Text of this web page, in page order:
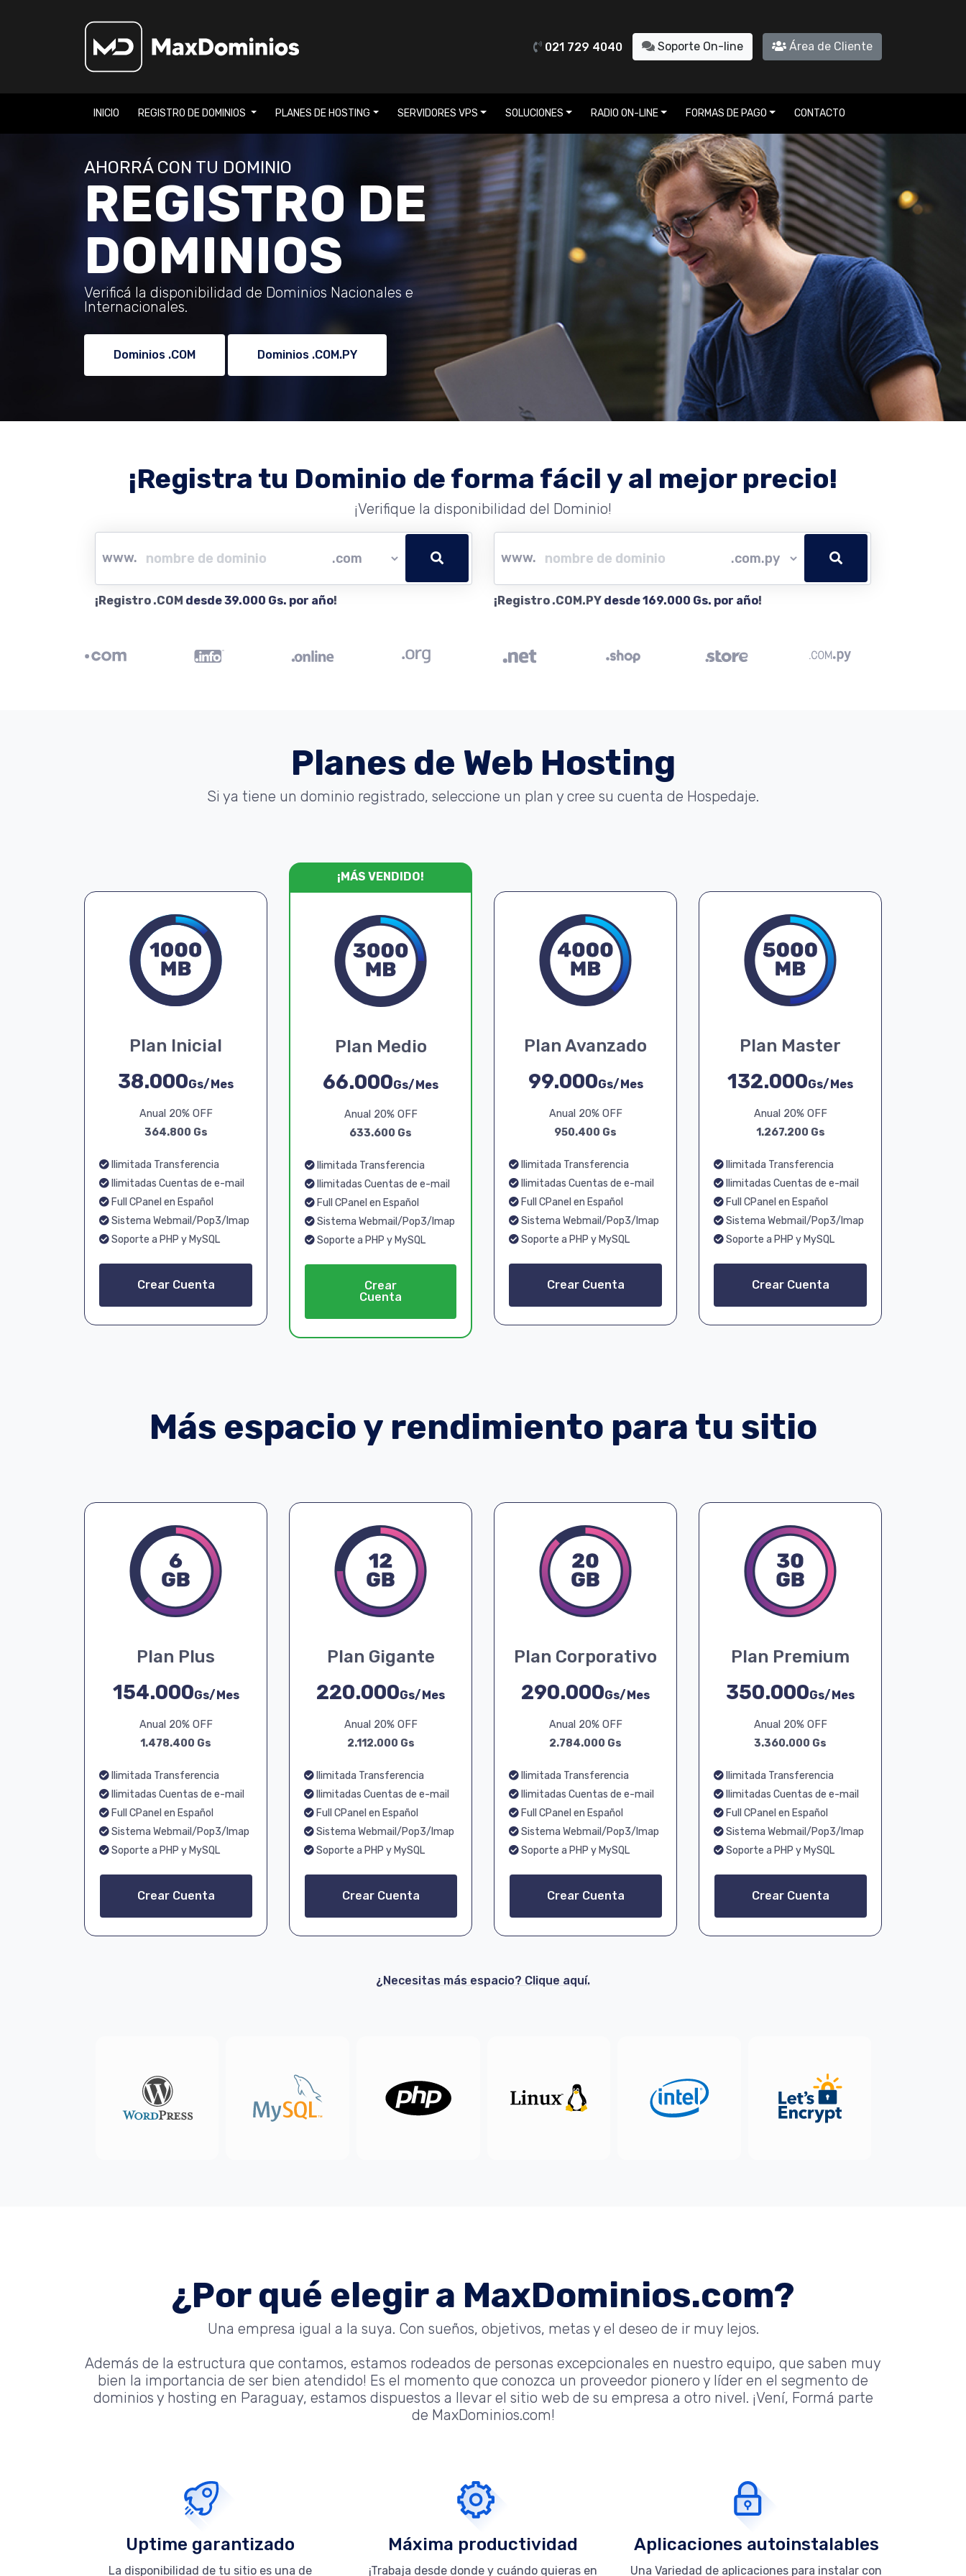
021 729 4040 Soporte On-line Área de Cliente
INICIO REGISTRO DE DOMINIOS PLANES DE HOSTING SERVIDORES VPS SOLUCIONES RADIO ON-LINE FORMAS DE PAGO CONTACTO
AHORRÁ CON TU DOMINIO
REGISTRO DE
DOMINIOS
Verificá la disponibilidad de Dominios Nacionales e
Internacionales.
Dominios .COM Dominios .COM.PY
¡Registra tu Dominio de forma fácil y al mejor precio!
¡Verifique la disponibilidad del Dominio!
www.
¡Registro .COM desde 39.000 Gs. por año!
www.
¡Registro .COM.PY desde 169.000 Gs. por año!
Planes de Web Hosting
Si ya tiene un dominio registrado, seleccione un plan y cree su cuenta de Hospedaje.
Plan Inicial
38.000Gs/Mes
Anual 20% OFF
364.800 Gs
Ilimitada Transferencia
Ilimitadas Cuentas de e-mail
Full CPanel en Español
Sistema Webmail/Pop3/Imap
Soporte a PHP y MySQL
Crear Cuenta
¡MÁS VENDIDO!
Plan Medio
66.000Gs/Mes
Anual 20% OFF
633.600 Gs
Ilimitada Transferencia
Ilimitadas Cuentas de e-mail
Full CPanel en Español
Sistema Webmail/Pop3/Imap
Soporte a PHP y MySQL
Crear
Cuenta
Plan Avanzado
99.000Gs/Mes
Anual 20% OFF
950.400 Gs
Ilimitada Transferencia
Ilimitadas Cuentas de e-mail
Full CPanel en Español
Sistema Webmail/Pop3/Imap
Soporte a PHP y MySQL
Crear Cuenta
Plan Master
132.000Gs/Mes
Anual 20% OFF
1.267.200 Gs
Ilimitada Transferencia
Ilimitadas Cuentas de e-mail
Full CPanel en Español
Sistema Webmail/Pop3/Imap
Soporte a PHP y MySQL
Crear Cuenta
Más espacio y rendimiento para tu sitio
Plan Plus
154.000Gs/Mes
Anual 20% OFF
1.478.400 Gs
Ilimitada Transferencia
Ilimitadas Cuentas de e-mail
Full CPanel en Español
Sistema Webmail/Pop3/Imap
Soporte a PHP y MySQL
Crear Cuenta
Plan Gigante
220.000Gs/Mes
Anual 20% OFF
2.112.000 Gs
Ilimitada Transferencia
Ilimitadas Cuentas de e-mail
Full CPanel en Español
Sistema Webmail/Pop3/Imap
Soporte a PHP y MySQL
Crear Cuenta
Plan Corporativo
290.000Gs/Mes
Anual 20% OFF
2.784.000 Gs
Ilimitada Transferencia
Ilimitadas Cuentas de e-mail
Full CPanel en Español
Sistema Webmail/Pop3/Imap
Soporte a PHP y MySQL
Crear Cuenta
Plan Premium
350.000Gs/Mes
Anual 20% OFF
3.360.000 Gs
Ilimitada Transferencia
Ilimitadas Cuentas de e-mail
Full CPanel en Español
Sistema Webmail/Pop3/Imap
Soporte a PHP y MySQL
Crear Cuenta
¿Necesitas más espacio? Clique aquí.
¿Por qué elegir a MaxDominios.com?
Una empresa igual a la suya. Con sueños, objetivos, metas y el deseo de ir muy lejos.
Además de la estructura que contamos, estamos rodeados de personas excepcionales en nuestro equipo, que saben muy
bien la importancia de ser bien atendido! Es el momento que conozca un proveedor pionero y líder en el segmento de
dominios y hosting en Paraguay, estamos dispuestos a llevar el sitio web de su empresa a otro nivel. ¡Vení, Formá parte
de MaxDominios.com!
Uptime garantizado
La disponibilidad de tu sitio es una de
Máxima productividad
¡Trabaja desde donde y cuándo quieras en
Aplicaciones autoinstalables
Una Variedad de aplicaciones para instalar con